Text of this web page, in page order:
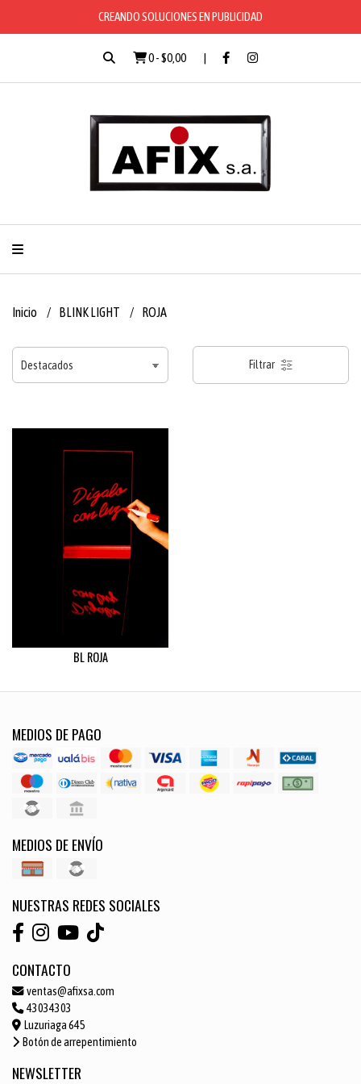
CREANDO SOLUCIONES EN PUBLICIDAD
0-$0,00
Inicio BLINK LIGHT ROJA
Filtrar
BL ROJA
MEDIOS DE PAGO
MEDIOS DE ENVÍO
NUESTRAS REDES SOCIALES
CONTACTO
ventas@afixsa.com
43034303
Luzuriaga 645
Botón de arrepentimiento
NEWSLETTER